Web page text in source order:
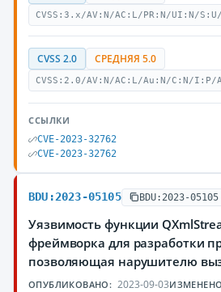
CVSS:3.x/AV:N/AC:L/PR:N/UI:N/
CVSS 2.0 СРЕДНЯЯ 5.0
CVSS:2.0/AV:N/AC:L/Au:N/C:N/I:P/
ССЫЛКИ
CVE-2023-32762
CVE-2023-32762
BDU:2023-05105 BDU:2023-05105
Уязвимость функции
фреймворка для разработки
позволяющая нарушителю
ОПУБЛИКОВАНО: 2023-09-03